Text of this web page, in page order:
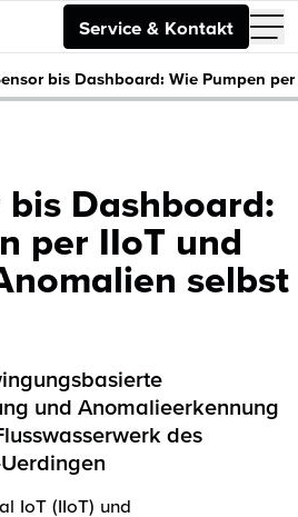
Service & Kontakt
bis Dashboard: Wie Pumpen
bis Dashboard:
per IIoT und
selbst
und Anomalieerkennung
des
IoT (IIoT) und